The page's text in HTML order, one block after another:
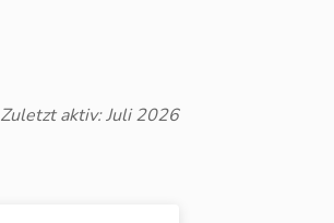
Zuletzt aktiv: Juli 2026